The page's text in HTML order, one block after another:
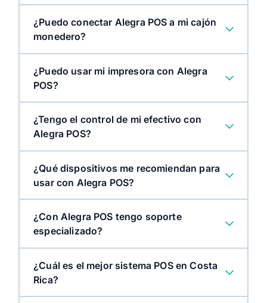
¿Puedo conectar Alegra POS a mi cajón
monedero?
¿Puedo usar mi impresora con Alegra
POS?
¿Tengo el control de mi efectivo con
Alegra POS?
¿Qué dispositivos me recomiendan para
usar con Alegra POS?
¿Con Alegra POS tengo soporte
especializado?
¿Cuál es el mejor sistema POS en Costa
Rica?